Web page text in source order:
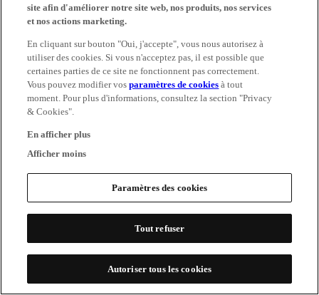
site afin d'améliorer notre site web, nos produits, nos services
et nos actions marketing.
En cliquant sur bouton "Oui, j'accepte", vous nous autorisez à
utiliser des cookies. Si vous n'acceptez pas, il est possible que
certaines parties de ce site ne fonctionnent pas correctement.
Vous pouvez modifier vosparamètres de cookies à tout
moment. Pour plus d'informations, consultez la section "Privacy
& Cookies".
En afficher plus
Afficher moins
Paramètres des cookies
Tout refuser
Autoriser tous les cookies